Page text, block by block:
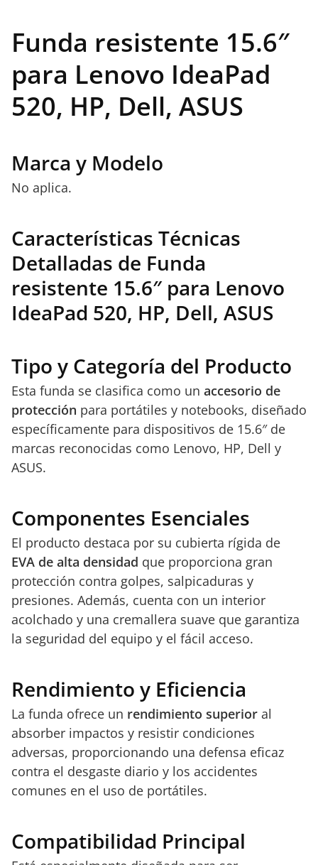
Funda resistente 15.6″
para Lenovo IdeaPad
520, HP, Dell, ASUS
Marca y Modelo
No aplica.
Características Técnicas
Detalladas de Funda
resistente 15.6″ para Lenovo
IdeaPad 520, HP, Dell, ASUS
Tipo y Categoría del Producto
Esta funda se clasifica como un accesorio de
protección para portátiles y notebooks, diseñado
específicamente para dispositivos de 15.6″ de
marcas reconocidas como Lenovo, HP, Dell y
ASUS.
Componentes Esenciales
El producto destaca por su cubierta rígida de
EVA de alta densidad que proporciona gran
protección contra golpes, salpicaduras y
presiones. Además, cuenta con un interior
acolchado y una cremallera suave que garantiza
la seguridad del equipo y el fácil acceso.
Rendimiento y Eficiencia
La funda ofrece un rendimiento superior al
absorber impactos y resistir condiciones
adversas, proporcionando una defensa eficaz
contra el desgaste diario y los accidentes
comunes en el uso de portátiles.
Compatibilidad Principal